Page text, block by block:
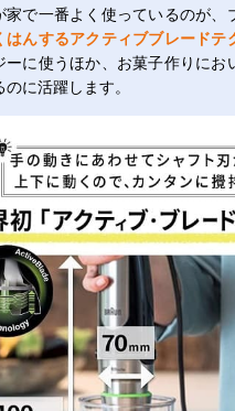
家で一番よく使っているのが、
はんするアクティブブレードテ
ーに使うほか、お菓子作りに
のに活躍します。